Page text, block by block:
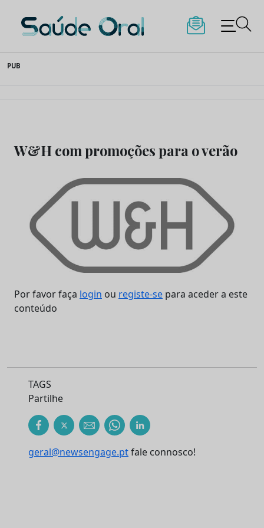
to
content
Saúde Oral
PUB
W&H com promoções para o verão
Por favor faça login ou registe-se para aceder a este
conteúdo
TAGS
Partilhe
geral@newsengage.ptfale connosco!